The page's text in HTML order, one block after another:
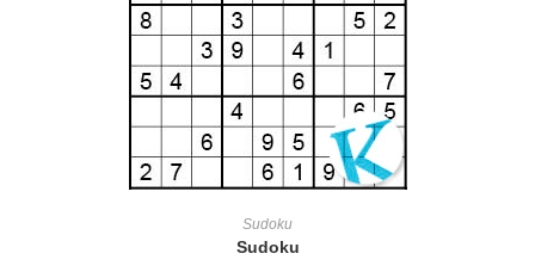
Sudoku
Sudoku